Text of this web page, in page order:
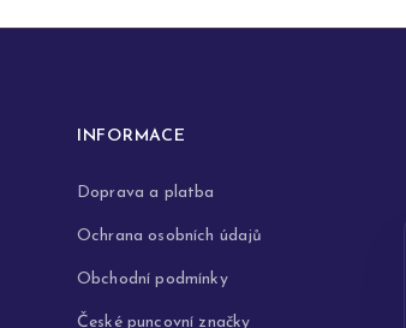
INFORMACE
Doprava a platba
Ochrana osobních údajů
Obchodní podmínky
České puncovní značky